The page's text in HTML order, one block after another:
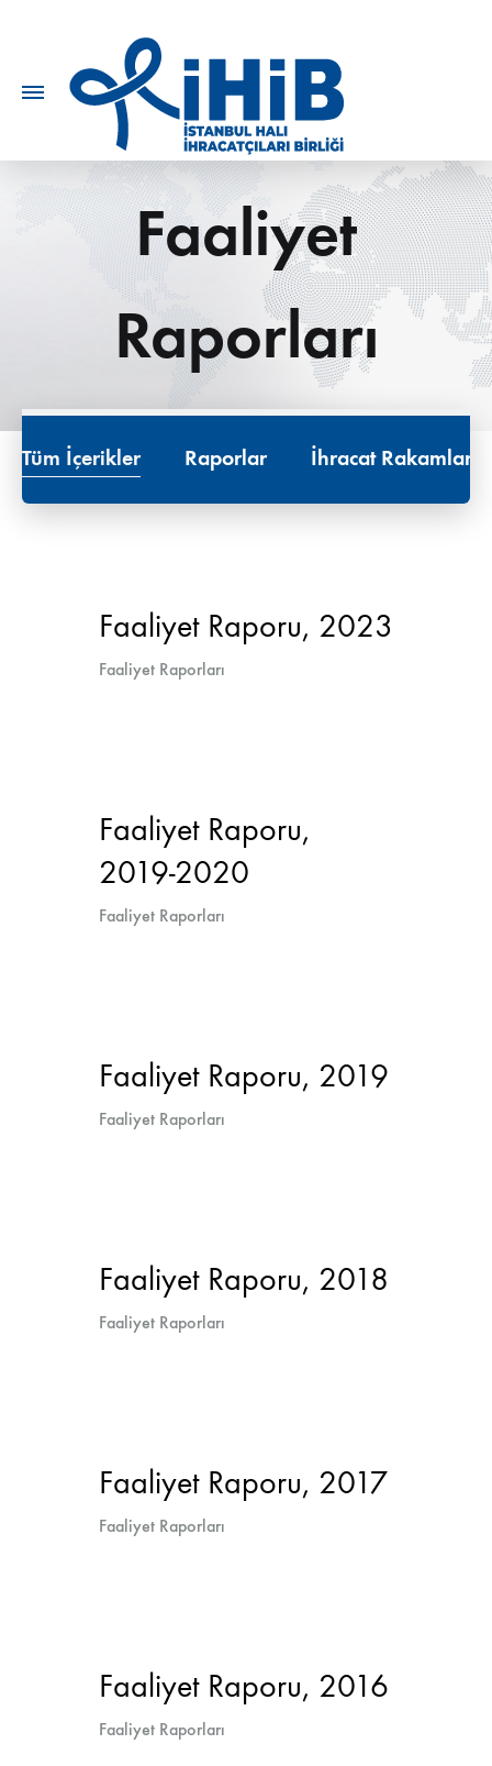
Faaliyet
Raporları
Tüm İçerikler Raporlar İhracat Rakamları
Faaliyet Raporu, 2023
Faaliyet Raporları
Faaliyet Raporu,
2019-2020
Faaliyet Raporları
Faaliyet Raporu, 2019
Faaliyet Raporları
Faaliyet Raporu, 2018
Faaliyet Raporları
Faaliyet Raporu, 2017
Faaliyet Raporları
Faaliyet Raporu, 2016
Faaliyet Raporları